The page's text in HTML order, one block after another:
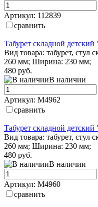
Артикул: 112839
сравнить
Табурет складной
Вид товара: табурет, стул
260 мм; Ширина: 230 мм;
480 руб.
В наличии
Артикул: М4962
сравнить
Табурет складной
Вид товара: табурет, стул
260 мм; Ширина: 230 мм;
480 руб.
В наличии
Артикул: М4960
сравнить